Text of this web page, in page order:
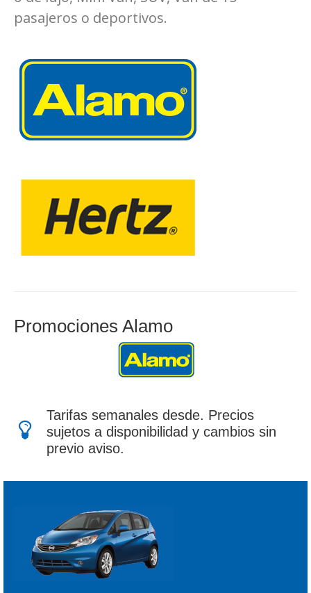
pasajeros o deportivos.
Promociones Alamo
Tarifas semanales desde. Precios
sujetos a disponibilidad y cambios sin
previo aviso.